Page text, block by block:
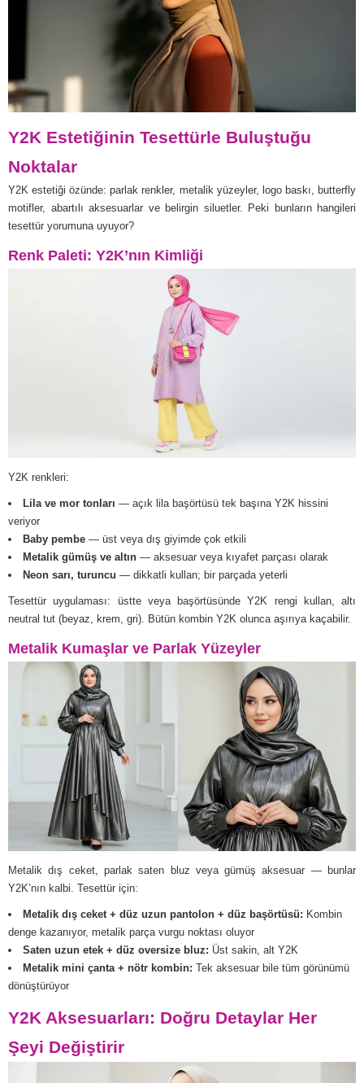
Y2K Estetiğinin Tesettürle Buluştuğu
Noktalar
Y2K estetiği özünde: parlak renkler, metalik yüzeyler, logo baskı, butterfly
motifler, abartılı aksesuarlar ve belirgin siluetler. Peki bunların hangileri
tesettür yorumuna uyuyor?
Renk Paleti: Y2K’nın Kimliği
Y2K renkleri:
Lila ve mor tonları — açık lila başörtüsü tek başına Y2K hissini
veriyor
Baby pembe — üst veya dış giyimde çok etkili
Metalik gümüş ve altın — aksesuar veya kıyafet parçası olarak
Neon sarı, turuncu — dikkatli kullan; bir parçada yeterli
Tesettür uygulaması: üstte veya başörtüsünde Y2K rengi kullan, altı
neutral tut (beyaz, krem, gri). Bütün kombin Y2K olunca aşırıya kaçabilir.
Metalik Kumaşlar ve Parlak Yüzeyler
Metalik dış ceket, parlak saten bluz veya gümüş aksesuar — bunlar
Y2K’nın kalbi. Tesettür için:
Metalik dış ceket + düz uzun pantolon + düz başörtüsü: Kombin
denge kazanıyor, metalik parça vurgu noktası oluyor
Saten uzun etek + düz oversize bluz: Üst sakin, alt Y2K
Metalik mini çanta + nötr kombin: Tek aksesuar bile tüm görünümü
dönüştürüyor
Y2K Aksesuarları: Doğru Detaylar Her
Şeyi Değiştirir